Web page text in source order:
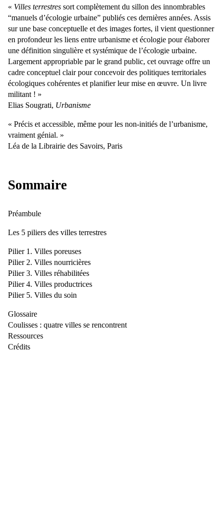
« Villes terrestres sort complètement du sillon des innombrables
“manuels d’écologie urbaine” publiés ces dernières années. Assis
sur une base conceptuelle et des images fortes, il vient questionner
en profondeur les liens entre urbanisme et écologie pour élaborer
une définition singulière et systémique de l’écologie urbaine.
Largement appropriable par le grand public, cet ouvrage offre un
cadre conceptuel clair pour concevoir des politiques territoriales
écologiques cohérentes et planifier leur mise en œuvre. Un livre
militant ! »
Elias Sougrati, Urbanisme
« Précis et accessible, même pour les non-initiés de l’urbanisme,
vraiment génial. »
Léa de la Librairie des Savoirs, Paris
Sommaire
Préambule
Les 5 piliers des villes terrestres
Pilier 1. Villes poreuses
Pilier 2. Villes nourricières
Pilier 3. Villes réhabilitées
Pilier 4. Villes productrices
Pilier 5. Villes du soin
Glossaire
Coulisses : quatre villes se rencontrent
Ressources
Crédits